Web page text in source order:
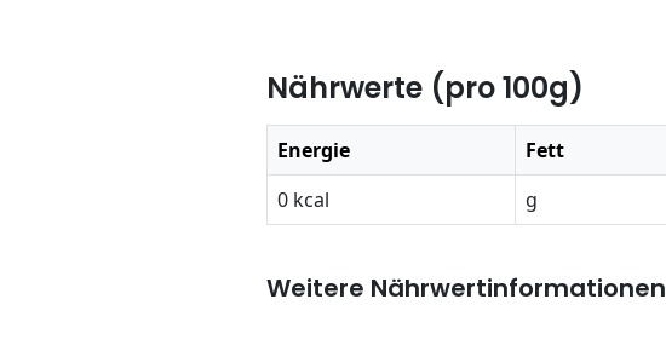
Nährwerte (pro 100g)
Energie Fett
0 kcal
g
Weitere Nährwertinformationen